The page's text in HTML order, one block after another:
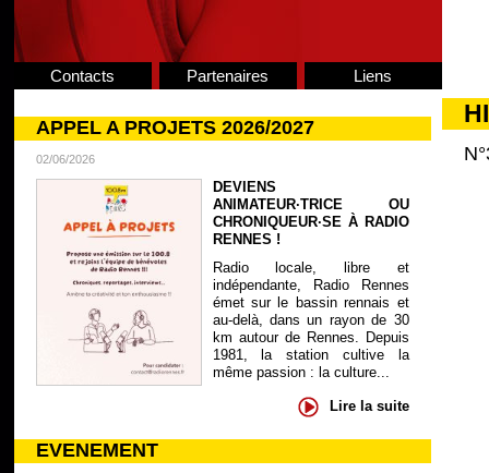
Contacts Partenaires Liens
APPEL A PROJETS 2026/2027
02/06/2026
DEVIENS
ANIMATEUR·TRICE OU
CHRONIQUEUR·SE À RADIO
RENNES !
Radio locale, libre et
indépendante, Radio Rennes
émet sur le bassin rennais et
au-delà, dans un rayon de 30
km autour de Rennes. Depuis
1981, la station cultive la
même passion : la culture...
Lire la suite
EVENEMENT